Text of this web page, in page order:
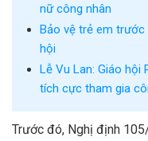
nữ công nhân
Bảo vệ trẻ em
hội
Lễ Vu Lan: Giáo hội
tích cực tham gia
Trước đó, Nghị định